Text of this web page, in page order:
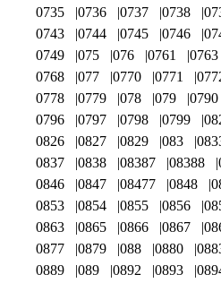
0735
0736 0737 0738
0743
0744 0745 0746
0749
075 076 0761 0763
0768
077 0770 0771
0778
0779 078 079 0790
0796
0797 0798 0799
0826
0827 0829 083
0837
0838 08387 08388
0846
0847 08477 0848
0853
0854 0855 0856
0863
0865 0866 0867
0877
0879 088 0880
0889
089 0892 0893